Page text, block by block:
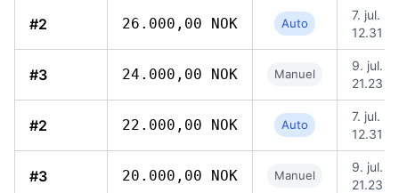
#2 26.000,00 NOK Auto
7. jul.
12.31
#3 24.000,00 NOK Manuel
9. jul.
21.23
#2 22.000,00 NOK Auto
7. jul.
12.31
#3 20.000,00 NOK Manuel
9. jul.
21.23